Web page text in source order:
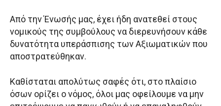
Από την Ένωσής μας, έχει ήδη ανατεθεί στους
νομικούς της συμβούλους να διερευνήσουν κάθε
δυνατότητα υπεράσπισης των Αξιωματικών που
αποστρατεύθηκαν.
Καθίσταται απολύτως σαφές ότι, στο πλαίσιο
όσων ορίζει ο νόμος, όλοι μας οφείλουμε να μην